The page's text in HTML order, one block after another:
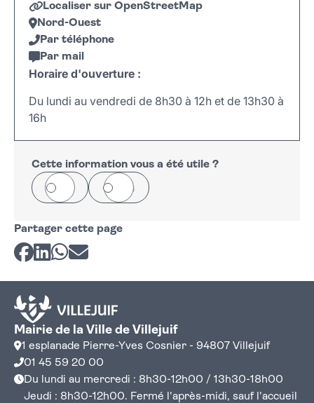
Localiser sur OpenStreetMap
Nord-Ouest
Par téléphone
Par mail
Horaire d'ouverture :
Du lundi au vendredi de 8h30 à 12h et de 13h30 à
16h
+
−
Cette information vous a été utile ?
Oui Non
Partager cette page
Partager sur Facebook
Partager sur LinkedIn
Partager sur Whatsapp
Partager par courriel
Mairie de la Ville de Villejuif
1 esplanade Pierre-Yves Cosnier - 94807 Villejuif
01 45 59 20 00
Du lundi au mercredi : 8h30-12h00 / 13h30-18h00
Jeudi : 8h30-12h00. Fermé l'après-midi, sauf l'accueil